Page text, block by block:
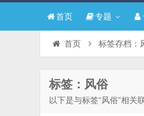
首页 专题
首页 标签存档：
标签：风俗
以下是与标签“风俗”相关